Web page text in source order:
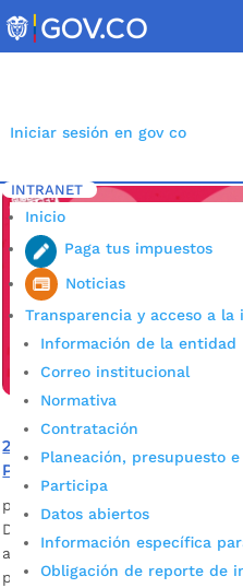
to
content
Iniciar sesión en gov co
INTRANET
Inicio
Paga tus impuestos
Noticias
Transparencia y acceso a
Información de la entidad
Correo institucional
Normativa
Contratación
Planeación, presupuesto
Participa
Datos abiertos
Información específica
Obligación de reporte de
Inicio 5 Etiqueta:
29 integrantes conforman la
Participación de Niños y
por Alcaldía de Bucaramanga
Durante dos años fortalecerán
autonomía. Descargar audio:
programa PIIA Recientemente,